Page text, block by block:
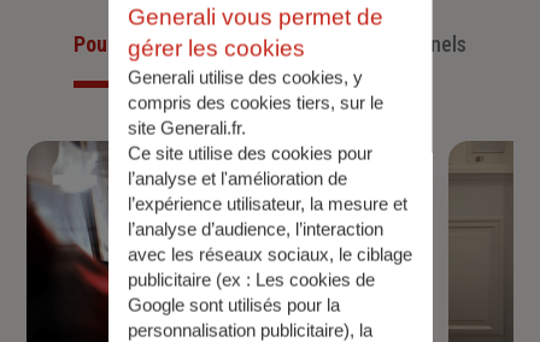
Pour les particuliersPour les professionnels
Generali vous permet de
gérer les cookies
Generali utilise des cookies, y
compris des cookies tiers, sur le
site Generali.fr.
Ce site utilise des cookies pour
l’analyse et l'amélioration de
l’expérience utilisateur, la mesure et
l’analyse d’audience, l’interaction
avec les réseaux sociaux, le ciblage
publicitaire (ex : Les cookies de
Google sont utilisés pour la
personnalisation publicitaire), la